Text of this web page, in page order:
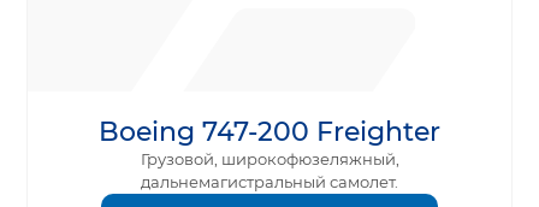
Boeing 747-200 Freighter
Грузовой, широкофюзеляжный,
дальнемагистральный самолет.